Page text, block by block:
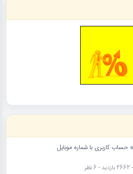
کاربری با شماره موبایل